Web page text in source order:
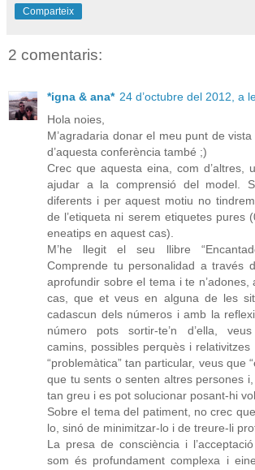
Comparteix
2 comentaris:
*igna & ana* 24 d’octubre del 2012, a
Hola noies,
M’agradaria donar el meu punt de
d’aquesta conferència també ;)
Crec que aquesta eina, com d’altres,
ajudar a la comprensió del model.
diferents i per aquest motiu no
de l’etiqueta ni serem etiquetes pures
eneatips en aquest cas).
M’he llegit el seu llibre
Comprende tu personalidad a través
aprofundir sobre el tema i te n’adones,
cas, que et veus en alguna de les
cadascun dels números i amb la
número pots sortir-te’n d’ella,
camins, possibles perquès i
“problemàtica” tan particular, veus que
que tu sents o senten altres persones
tan greu i es pot solucionar posant-hi
Sobre el tema del patiment, no crec
lo, sinó de minimitzar-lo i de treure-li
La presa de consciència i
som és profundament complexa i